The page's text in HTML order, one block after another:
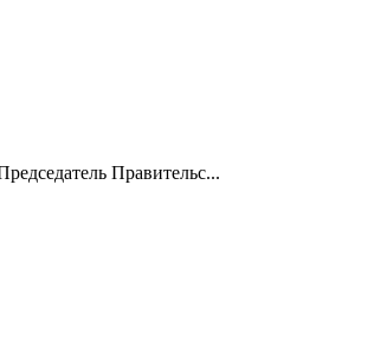
Правительс...